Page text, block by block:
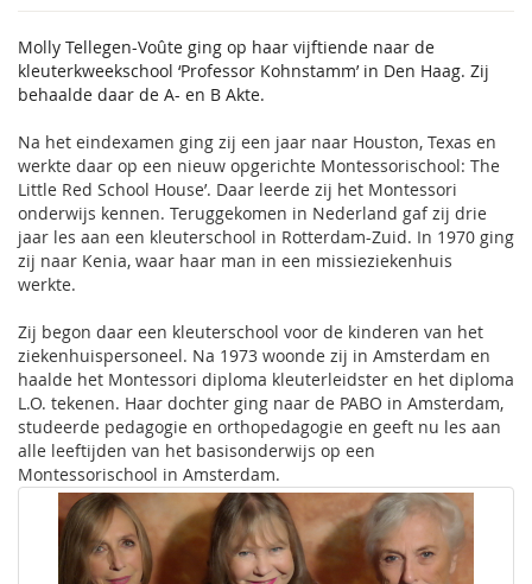
Molly Tellegen-Voûte ging op haar vijftiende naar de
kleuterkweekschool ‘Professor Kohnstamm’ in Den Haag. Zij
behaalde daar de A- en B Akte.
Na het eindexamen ging zij een jaar naar Houston, Texas en
werkte daar op een nieuw opgerichte Montessorischool: The
Little Red School House’. Daar leerde zij het Montessori
onderwijs kennen. Teruggekomen in Nederland gaf zij drie
jaar les aan een kleuterschool in Rotterdam-Zuid. In 1970 ging
zij naar Kenia, waar haar man in een missieziekenhuis
werkte.
Zij begon daar een kleuterschool voor de kinderen van het
ziekenhuispersoneel. Na 1973 woonde zij in Amsterdam en
haalde het Montessori diploma kleuterleidster en het diploma
L.O. tekenen. Haar dochter ging naar de PABO in Amsterdam,
studeerde pedagogie en orthopedagogie en geeft nu les aan
alle leeftijden van het basisonderwijs op een
Montessorischool in Amsterdam.